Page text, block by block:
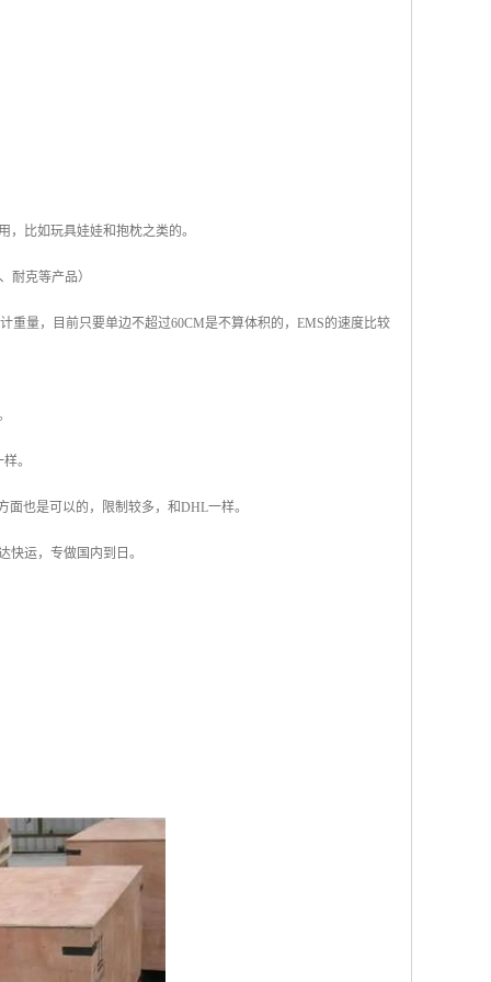
比如玩具娃娃和抱枕之类的。
耐克等产品）
重量，目前只要单边不超过60CM是不算体积的，EMS的速度比较
。
也是可以的，限制较多，和DHL一样。
运，专做国内到日。